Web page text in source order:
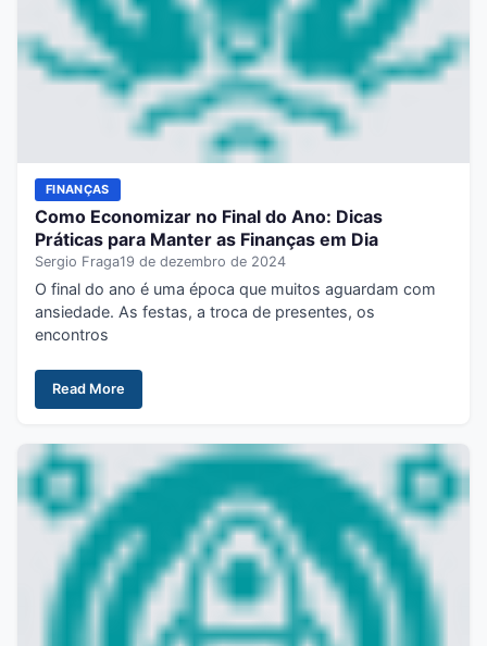
FINANÇAS
Como Economizar no Final do Ano: Dicas
Práticas para Manter as Finanças em Dia
Sergio Fraga19 de dezembro de 2024
O final do ano é uma época que muitos aguardam com
ansiedade. As festas, a troca de presentes, os
encontros
Read More